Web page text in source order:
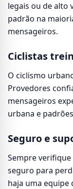
legais ou de alto
padrão na
mensageiros.
Ciclistas
O ciclismo
Provedores
mensageiros
urbana e
Seguro e
Sempre
seguro para
haja uma equipe